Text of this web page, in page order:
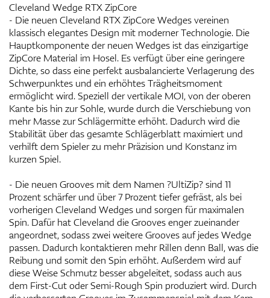
Cleveland Wedge RTX ZipCore
- Die neuen Cleveland RTX ZipCore Wedges vereinen
klassisch elegantes Design mit moderner Technologie. Die
Hauptkomponente der neuen Wedges ist das einzigartige
ZipCore Material im Hosel. Es verfügt über eine geringere
Dichte, so dass eine perfekt ausbalancierte Verlagerung des
Schwerpunktes und ein erhöhtes Trägheitsmoment
ermöglicht wird. Speziell der vertikale MOI, von der oberen
Kante bis hin zur Sohle, wurde durch die Verschiebung von
mehr Masse zur Schlägermitte erhöht. Dadurch wird die
Stabilität über das gesamte Schlägerblatt maximiert und
verhilft dem Spieler zu mehr Präzision und Konstanz im
kurzen Spiel.
- Die neuen Grooves mit dem Namen ?UltiZip? sind 11
Prozent schärfer und über 7 Prozent tiefer gefräst, als bei
vorherigen Cleveland Wedges und sorgen für maximalen
Spin. Dafür hat Cleveland die Grooves enger zueinander
angeordnet, sodass zwei weitere Grooves auf jedes Wedge
passen. Dadurch kontaktieren mehr Rillen denn Ball, was die
Reibung und somit den Spin erhöht. Außerdem wird auf
diese Weise Schmutz besser abgeleitet, sodass auch aus
dem First-Cut oder Semi-Rough Spin produziert wird. Durch